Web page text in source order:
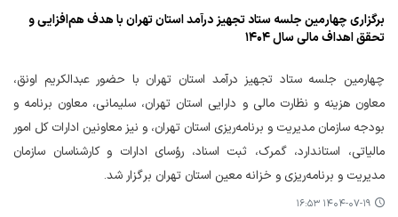
برگزاری چهارمین جلسه ستاد تجهیز درآمد استان تهران با هدف هم‌افزایی و
تحقق اهداف مالی سال ۱۴۰۴
چهارمین جلسه ستاد تجهیز درآمد استان تهران با حضور عبدالکریم اونق،
معاون هزینه و نظارت مالی و دارایی استان تهران، سلیمانی، معاون برنامه و
بودجه سازمان مدیریت و برنامه‌ریزی استان تهران، و نیز معاونین ادارات کل امور
مالیاتی، استاندارد، گمرک، ثبت اسناد، رؤسای ادارات و کارشناسان سازمان
مدیریت و برنامه‌ریزی و خزانه معین استان تهران برگزار شد.
۱۴۰۴-۰۷-۱۹ ۱۶:۵۳